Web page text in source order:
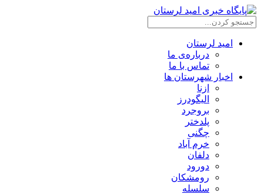
امید لرستان
درباره‌ی ما
تماس با ما
اخبار شهرستان ها
ازنا
الیگودرز
بروجرد
پلدختر
چگنی
خرم آباد
دلفان
دورود
رومشکان
سلسله